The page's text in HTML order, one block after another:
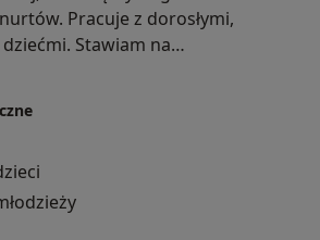
Pracuje z dorosłymi,
Stawiam na
wiedzę, doświadczenie i
podnoszę swoje kwalifikacje
ośrodkach szkoleniowych i
o to abym była zawsze
profesjonalnej pomocy.